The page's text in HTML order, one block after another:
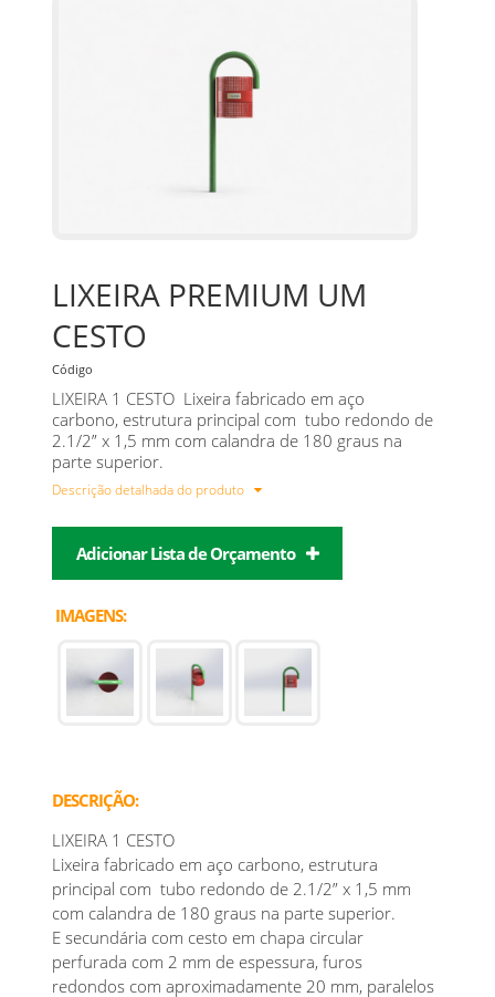
LIXEIRA PREMIUM UM
CESTO
Código
LIXEIRA 1 CESTO Lixeira fabricado em aço
carbono, estrutura principal com tubo redondo de
2.1/2” x 1,5 mm com calandra de 180 graus na
parte superior.
Descrição detalhada do produto
Adicionar Lista de Orçamento
IMAGENS:
DESCRIÇÃO:
LIXEIRA 1 CESTO
Lixeira fabricado em aço carbono, estrutura
principal com tubo redondo de 2.1/2” x 1,5 mm
com calandra de 180 graus na parte superior.
E secundária com cesto em chapa circular
perfurada com 2 mm de espessura, furos
redondos com aproximadamente 20 mm, paralelos